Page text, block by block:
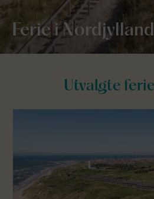
Ferie i Nordjylland